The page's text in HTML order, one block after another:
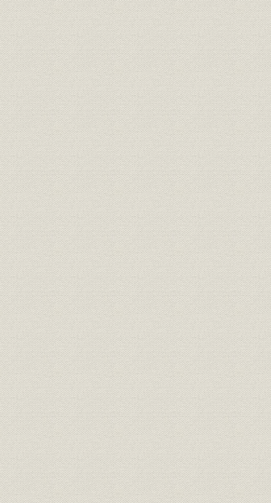
報知新聞の出版物
明治・大正・昭和を経て平成の40000号まで
薬研堀時代の社屋
明治・昭和期の紙面
漫画「ノンキナトウサン」
「婦人子供報知」
「紙齢40000号を迎える」紙面
題字
創刊号から平成4年まで
歴代社長
メモリアルイヤ'92―記念パーティーと三大事業
はじめに 本紙の創始者、前島密
創刊百二十年記念パーティー 各界名士千五百人が出席
報知人の宰相 オピニオンリーダーたち
日露戦争から平成のプリンセスまで“号外の報知”の面目躍如
ずばり的中! 九十二年前 報知“二十世紀の予言”
記念事業 国際化へのステップ
伝統を踏まえて百二十年
第1章 港南に華ひらく ハイライト(平成3~4年)
第2章 今、スポーツ報知は ハイライト(平成3~4年)